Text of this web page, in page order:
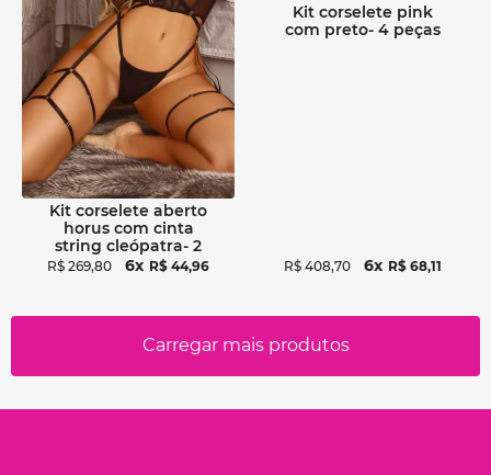
kit corselete aberto
horus com cinta
string cleópatra- 2
peças
R$ 269,80 6 R$ 44,96
kit corselete pink
com preto- 4 peças
R$ 408,70 6 R$ 68,11